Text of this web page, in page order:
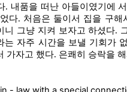
. 내품을 떠난 아들이였기에
다. 처음은 둘이서 집을 구
니 그냥 지켜 보자고 하셨다.
는 자주 시간을 보낼 기회가
가자고 했다. 은쾌히 승락을